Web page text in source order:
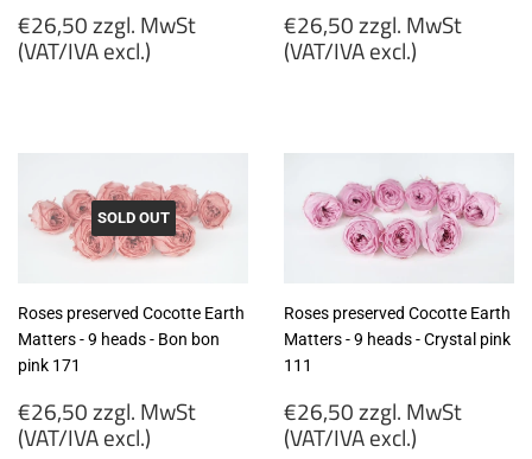
Regular
price
€26,50 zzgl. MwSt
(VAT/IVA excl.)
(VAT/IVA
excl.)
Regular
price
€26,50 zzgl. MwSt
(VAT/IVA excl.)
MwSt
(VAT/IVA
excl.)
SOLD OUT
Roses preserved Cocotte Earth
Matters - 9 heads - Bon bon
pink 171
Regular
price
€26,50 zzgl. MwSt
(VAT/IVA excl.)
Roses preserved Cocotte Earth
Matters - 9 heads - Crystal pink
111
Regular
price
€26,50 zzgl. MwSt
(VAT/IVA excl.)